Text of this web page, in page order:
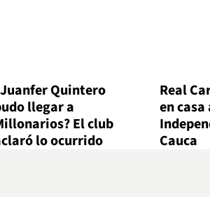
Quintero
llegar a
El club
lo ocurrido
Real
en
Cauca